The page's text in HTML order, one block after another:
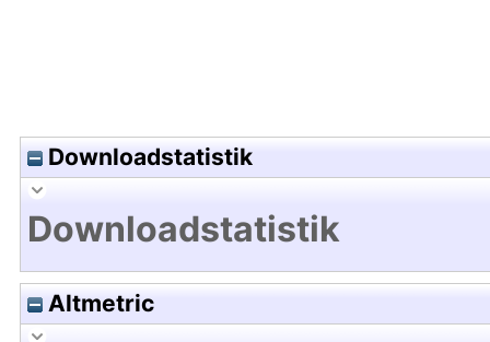
Downloadstatistik
Downloadstatistik
Altmetric